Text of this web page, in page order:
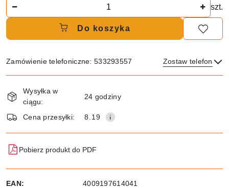
szt.
Do koszyka
Zamówienie telefoniczne: 533293557 Zostaw telefon
i
dostawa
Wysyłka w
ciągu:
24 godziny
Cena przesyłki: 8.19
Pobierz produkt do PDF
EAN: 4009197614041